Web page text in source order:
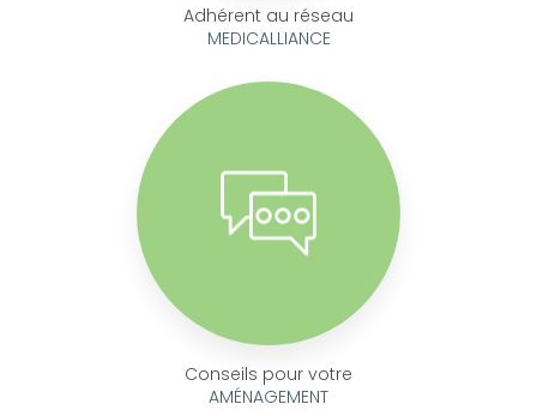
Adhérent au réseau
MEDICALLIANCE
Conseils pour votre
AMÉNAGEMENT